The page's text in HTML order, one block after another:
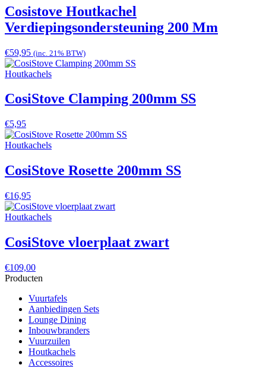
Cosistove Houtkachel
Verdiepingsondersteuning 200 Mm
€59,95 (inc. 21% BTW)
Houtkachels
CosiStove Clamping 200mm SS
€5,95
Houtkachels
CosiStove Rosette 200mm SS
€16,95
Houtkachels
CosiStove vloerplaat zwart
€109,00
Producten
Vuurtafels
Aanbiedingen Sets
Lounge Dining
Inbouwbranders
Vuurzuilen
Houtkachels
Accessoires